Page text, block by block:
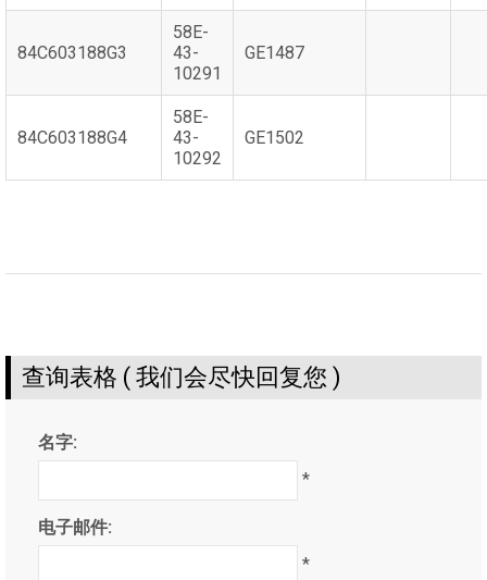
84C603188G3
58E-
43-
10291
GE1487
84C603188G4
58E-
43-
10292
GE1502
查询表格 ( 我们会尽快回复您 )
名字:
*
电子邮件:
*